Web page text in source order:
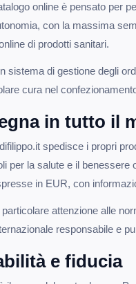
online è pensato per
con la massima
di prodotti sanitari.
sistema di gestione degli
cura nel
in tutto il
spedisce i propri
per la salute e il benessere
in EUR, con
attenzione alle
responsabile e
e fiducia